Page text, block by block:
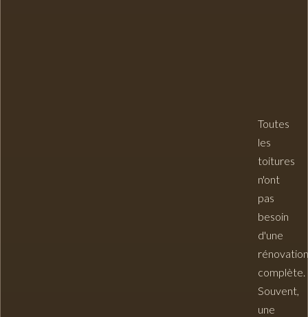
Toutes
les
toitures
n'ont
pas
besoin
d'une
rénovation
complète.
Souvent,
une